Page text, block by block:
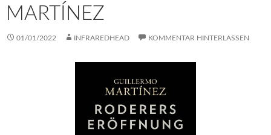
MARTÍNEZ
01/01/2022 INFRAREDHEAD KOMMENTAR HINTERLASSEN